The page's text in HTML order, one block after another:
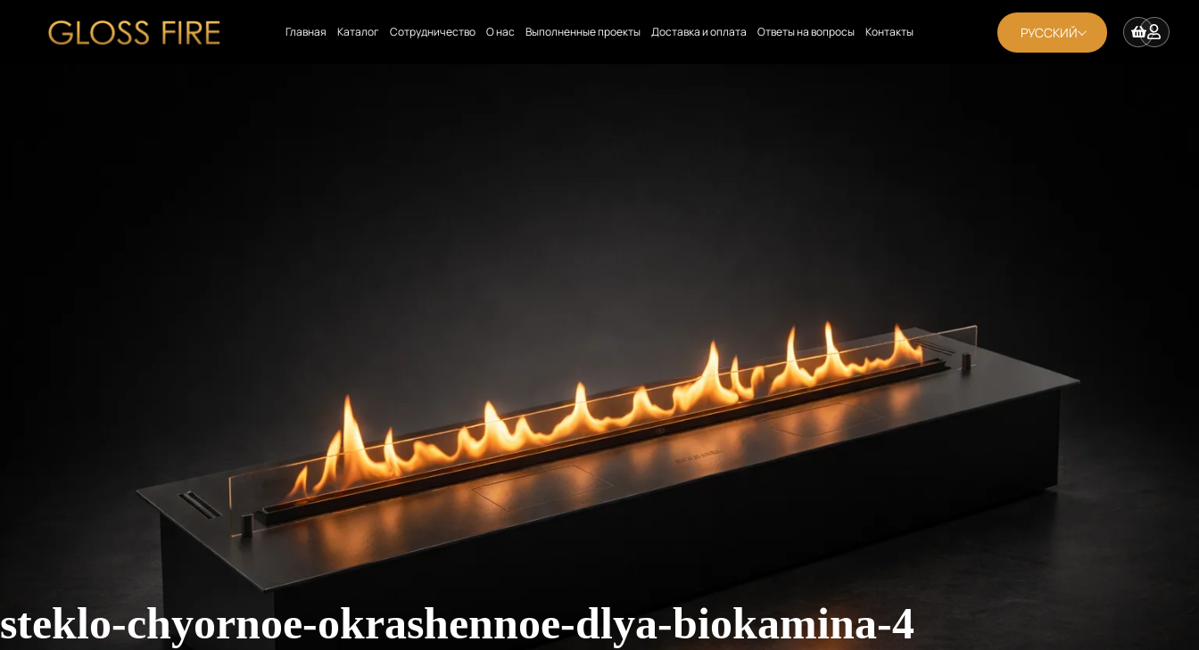
Главная Каталог Сотрудничество О нас Выполненные проекты Доставка и оплата Ответы на вопросы Контакты РУССКИЙ
steklo-chyornoe-okrashennoe-dlya-biokamina-4